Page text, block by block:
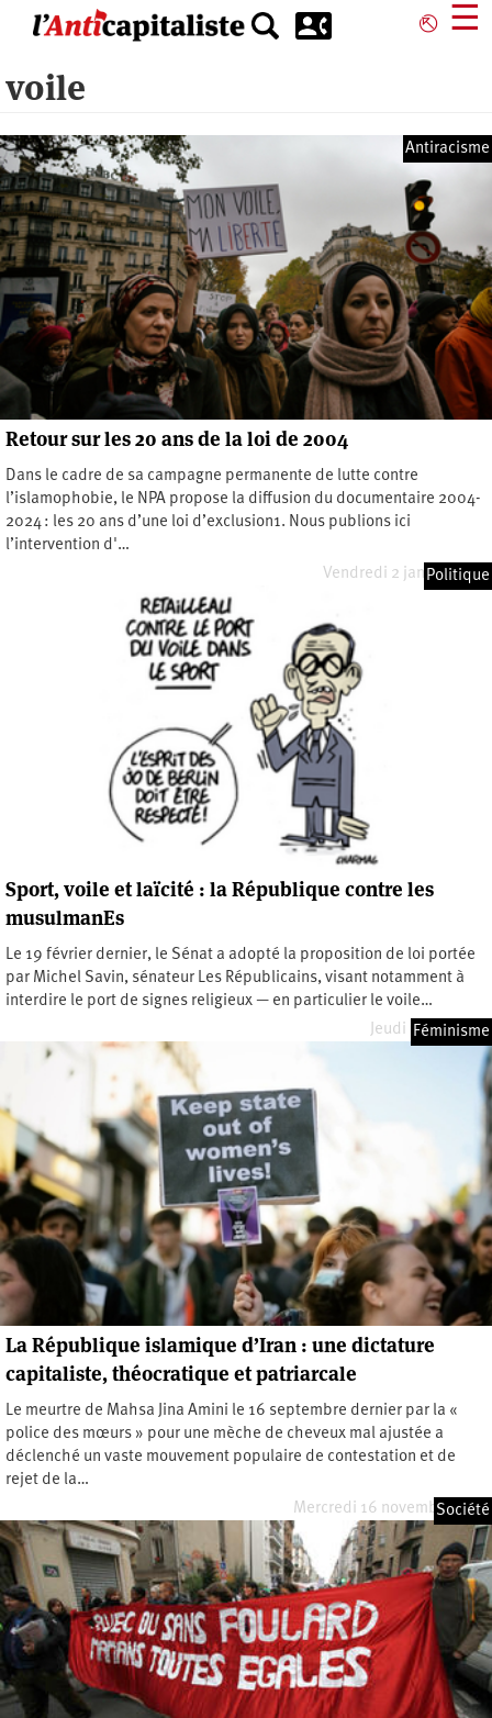
principal
⎋ ☰
voile
Antiracisme
Retour sur les 20 ans de la loi de 2004
Dans le cadre de sa campagne permanente de lutte contre
l’islamophobie, le NPA propose la diffusion du documentaire 2004-
2024 : les 20 ans d’une loi d’exclusion1. Nous publions ici
l’intervention d'…
Vendredi 2 janvier 2026
Politique
Sport, voile et laïcité : la République contre les
musulmanEs
Le 19 février dernier, le Sénat a adopté la proposition de loi portée
par Michel Savin, sénateur Les Républicains, visant notamment à
interdire le port de signes religieux — en particulier le voile…
Jeudi 3 avril 2025
Féminisme
La République islamique d’Iran : une dictature
capitaliste, théocratique et patriarcale
Le meurtre de Mahsa Jina Amini le 16 septembre dernier par la «
police des mœurs » pour une mèche de cheveux mal ajustée a
déclenché un vaste mouvement populaire de contestation et de
rejet de la…
Mercredi 16 novembre 2022
Société